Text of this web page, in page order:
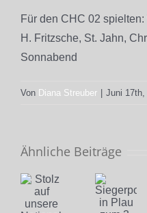
Für den CHC 02 spielten:
H. Fritzsche, St. Jahn,
Sonnabend
Von Diana Streuber Juni 17th,
Ähnliche Beiträge